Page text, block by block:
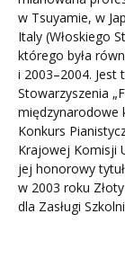
w Tsuyamie, w
Italy (Włoskiego
którego była
i 2003–2004. Jest
Stowarzyszenia
międzynarodowe
Konkurs
Krajowej Komisji
jej honorowy
w 2003 roku
dla Zasługi